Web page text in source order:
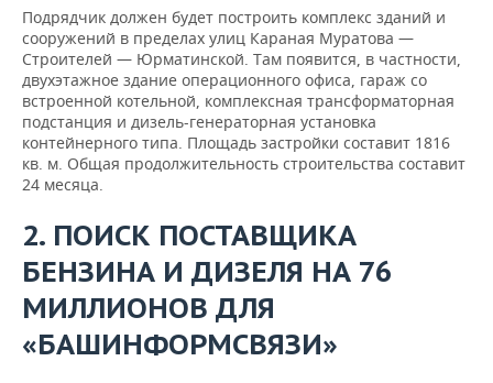
ТЕЛЕКОММУНИКАЦИИ
БИЗНЕС-БРАНЧИ
ONLINE-КОНФЕРЕНЦИИ
ОТКРЫТАЯ ЛЕКЦИЯ
ФУТБОЛ
ХОККЕЙ
БАСКЕТБОЛ
ВОЛЕЙБОЛ
КИБЕРСПОРТ
ФИГУРНОЕ КАТАНИЕ
ВОДНЫЕ ВИДЫ СПОРТА
НОВОСТИ ОБЩЕСТВА
ВЛАСТЬ
ИНФРАСТРУКТУРА
ИСТОРИЯ
КУЛЬТУРА
МЕДИЦИНА
ФОТОГАЛЕРЕЯ
СЮЖЕТЫ
СПРАВОЧНИК
СПИСОК ПЕРСОН
СПИСОК КОМПАНИЙ
ПОЛНАЯ ВЕРСИЯ
Подрядчик должен будет построить комплекс зданий и
сооружений в пределах улиц Караная Муратова —
Строителей — Юрматинской. Там появится, в частности,
двухэтажное здание операционного офиса, гараж со
встроенной котельной, комплексная трансформаторная
подстанция и дизель-генераторная установка
контейнерного типа. Площадь застройки составит 1816
кв. м. Общая продолжительность строительства составит
24 месяца.
2. ПОИСК ПОСТАВЩИКА
БЕНЗИНА И ДИЗЕЛЯ НА 76
МИЛЛИОНОВ ДЛЯ
«БАШИНФОРМСВЯЗИ»